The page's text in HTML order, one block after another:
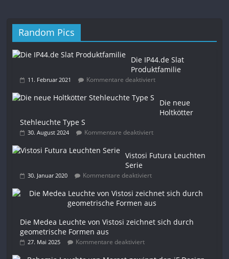
Random Pics
Die IP44.de Slat
Produktfamilie
11. Februar 2021 Kommentare deaktiviert
Die neue
Holtkötter
Stehleuchte Type S
30. August 2024 Kommentare deaktiviert
Vistosi Futura Leuchten
Serie
30. Januar 2020 Kommentare deaktiviert
Die Medea Leuchte von Vistosi zeichnet sich durch
geometrische Formen aus
27. Mai 2025 Kommentare deaktiviert